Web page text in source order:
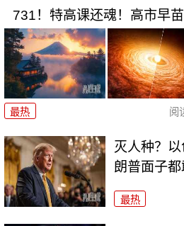
731！特高课还魂！高市早
最热 阅
灭人种？
朗普面子都
最热